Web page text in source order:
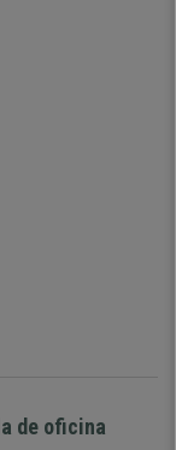
de oficina